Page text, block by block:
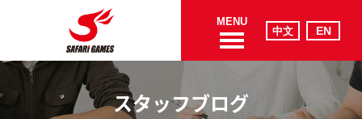
MENU
スタッフブログ